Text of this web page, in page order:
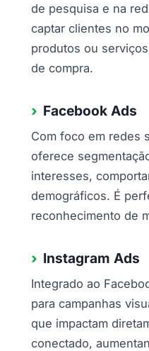
de pesquisa e na
captar clientes no
produtos ou
de compra.
Facebook Ads
Com foco em redes
oferece
interesses,
demográficos. É
reconhecimento de
Instagram Ads
Integrado ao
para campanhas
que impactam
conectado,